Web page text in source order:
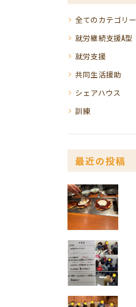
全てのカテゴリー
就労継続支援A型
就労支援
共同生活援助
シェアハウス
訓練
最近の投稿